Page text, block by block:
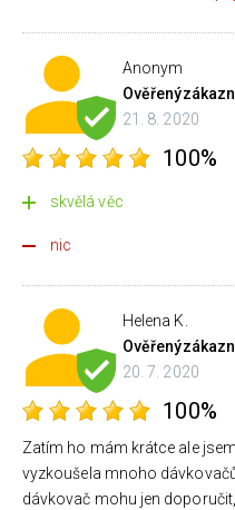
Anonym
Ověřený
21. 8. 2020
100%
skvělá věc
nic
Helena K.
Ověřený
20. 7. 2020
100%
Zatím ho mám krátce ale
vyzkoušela mnoho
dávkovač mohu jen